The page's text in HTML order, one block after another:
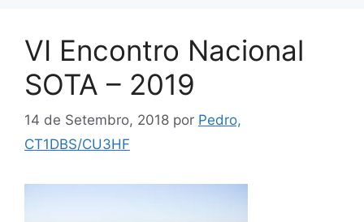
VI Encontro Nacional
SOTA – 2019
14 de Setembro, 2018 por Pedro,
CT1DBS/CU3HF